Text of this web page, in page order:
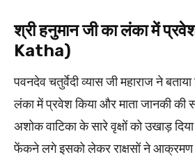
श्री हनुमान जी का लंका में
Katha)
पवनदेव चतुर्वेदी व्यास जी महाराज ने
लंका में प्रवेश किया और माता जानकी की
अशोक वाटिका के सारे वृक्षों को उखाड़
फेंकने लगे इसको लेकर राक्षसों ने आक्रमण